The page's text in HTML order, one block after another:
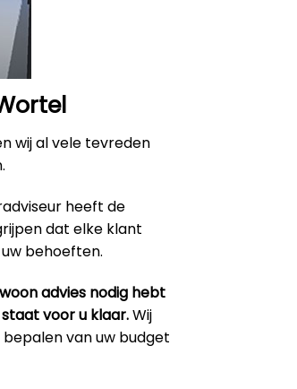
wij al vele tevreden
heeft de
dat elke klant
behoeften.
advies nodig hebt
voor u klaar.Wij
van uw budget